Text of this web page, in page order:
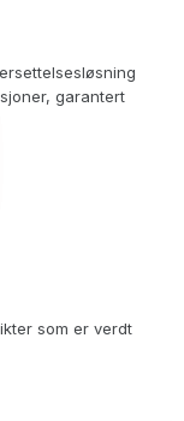
garantert
som er verdt